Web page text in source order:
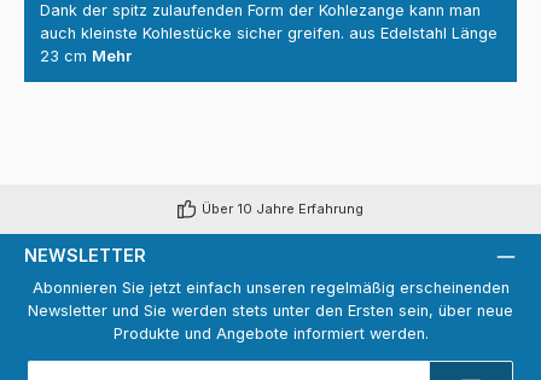
Dank der spitz zulaufenden Form der Kohlezange kann man
auch kleinste Kohlestücke sicher greifen. aus Edelstahl Länge
23 cm Mehr
Über 10 Jahre Erfahrung
NEWSLETTER
Abonnieren Sie jetzt einfach unseren regelmäßig erscheinenden
Newsletter und Sie werden stets unter den Ersten sein, über neue
Produkte und Angebote informiert werden.